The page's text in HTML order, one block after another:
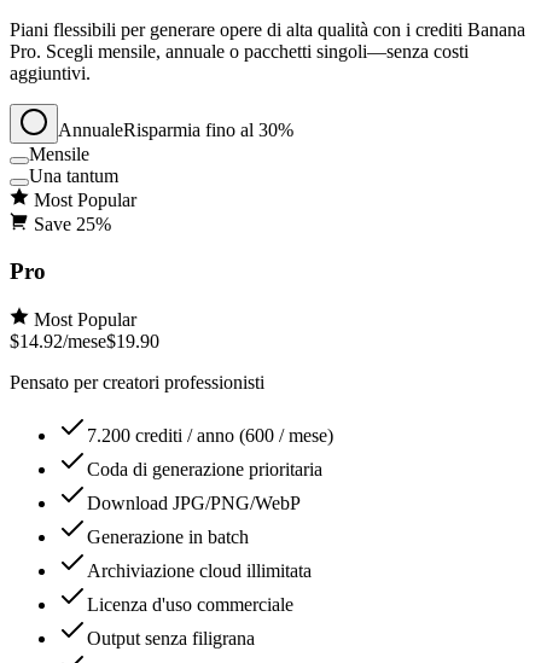
Piani flessibili per generare opere di alta qualità con i crediti Banana
Pro. Scegli mensile, annuale o pacchetti singoli—senza costi
aggiuntivi.
AnnualeRisparmia fino al 30%
Mensile
Una tantum
Most Popular
Save 25%
Pro
Most Popular
$14.92/mese$19.90
Pensato per creatori professionisti
7.200 crediti / anno (600 / mese)
Coda di generazione prioritaria
Download JPG/PNG/WebP
Generazione in batch
Archiviazione cloud illimitata
Licenza d'uso commerciale
Output senza filigrana